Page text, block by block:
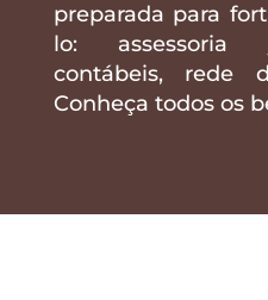
preparada para
lo: assessoria
contábeis, rede
Conheça todos os